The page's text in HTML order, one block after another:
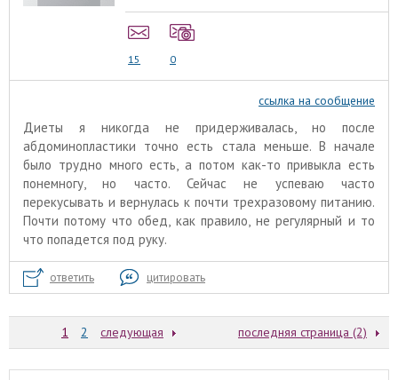
15 0
ссылка на сообщение
Диеты я никогда не придерживалась, но после
абдоминопластики точно есть стала меньше. В начале
было трудно много есть, а потом как-то привыкла есть
понемногу, но часто. Сейчас не успеваю часто
перекусывать и вернулась к почти трехразовому питанию.
Почти потому что обед, как правило, не регулярный и то
что попадется под руку.
ответить цитировать
1 2 следующая последняя страница (2)